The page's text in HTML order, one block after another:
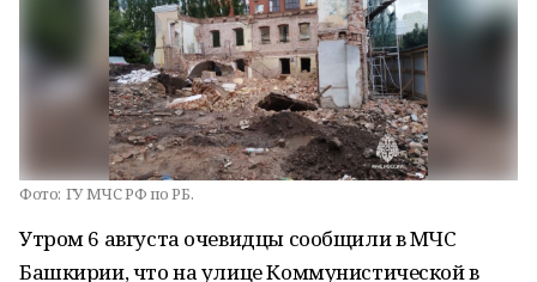
Фото: ГУ МЧС РФ по РБ.
Утром 6 августа очевидцы сообщили в МЧС
Башкирии, что на улице Коммунистической в